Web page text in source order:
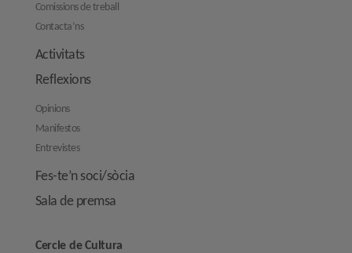
Comissions de treball
Contacta’ns
Activitats
Reflexions
Opinions
Manifestos
Entrevistes
Fes-te’n soci/sòcia
Sala de premsa
Cercle de Cultura